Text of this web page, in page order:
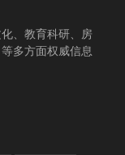
、教育科研、房
多方面权威信息